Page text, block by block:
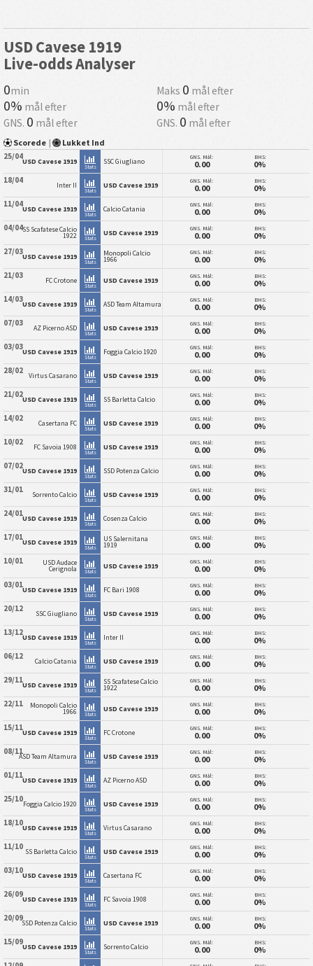
USD Cavese 1919
Live-odds Analyser
0min Maks 0 mål efter
0% mål efter 0% mål efter
GNS. 0 mål efter GNS. 0 mål efter
Scorede | Lukket Ind
25/04USD Cavese 1919
Stats
SSC Giugliano GNS. Mål:
0.00
BHS:
0%
18/04 Inter II
Stats
USD Cavese 1919 GNS. Mål:
0.00
BHS:
0%
11/04USD Cavese 1919
Stats
Calcio Catania GNS. Mål:
0.00
BHS:
0%
04/04SS Scafatese Calcio
1922 Stats
USD Cavese 1919 GNS. Mål:
0.00
BHS:
0%
27/03USD Cavese 1919
Stats
Monopoli Calcio
1966
GNS. Mål:
0.00
BHS:
0%
21/03 FC Crotone
Stats
USD Cavese 1919 GNS. Mål:
0.00
BHS:
0%
14/03USD Cavese 1919
Stats
ASD Team Altamura GNS. Mål:
0.00
BHS:
0%
07/03 AZ Picerno ASD
Stats
USD Cavese 1919 GNS. Mål:
0.00
BHS:
0%
03/03USD Cavese 1919
Stats
Foggia Calcio 1920 GNS. Mål:
0.00
BHS:
0%
28/02 Virtus Casarano
Stats
USD Cavese 1919 GNS. Mål:
0.00
BHS:
0%
21/02USD Cavese 1919
Stats
SS Barletta Calcio GNS. Mål:
0.00
BHS:
0%
14/02 Casertana FC
Stats
USD Cavese 1919 GNS. Mål:
0.00
BHS:
0%
10/02 FC Savoia 1908
Stats
USD Cavese 1919 GNS. Mål:
0.00
BHS:
0%
07/02USD Cavese 1919
Stats
SSD Potenza Calcio GNS. Mål:
0.00
BHS:
0%
31/01 Sorrento Calcio
Stats
USD Cavese 1919 GNS. Mål:
0.00
BHS:
0%
24/01USD Cavese 1919
Stats
Cosenza Calcio GNS. Mål:
0.00
BHS:
0%
17/01USD Cavese 1919
Stats
US Salernitana
1919
GNS. Mål:
0.00
BHS:
0%
10/01 USD Audace
Cerignola Stats
USD Cavese 1919 GNS. Mål:
0.00
BHS:
0%
03/01USD Cavese 1919
Stats
FC Bari 1908 GNS. Mål:
0.00
BHS:
0%
20/12 SSC Giugliano
Stats
USD Cavese 1919 GNS. Mål:
0.00
BHS:
0%
13/12USD Cavese 1919
Stats
Inter II GNS. Mål:
0.00
BHS:
0%
06/12 Calcio Catania
Stats
USD Cavese 1919 GNS. Mål:
0.00
BHS:
0%
29/11USD Cavese 1919
Stats
SS Scafatese Calcio
1922
GNS. Mål:
0.00
BHS:
0%
22/11 Monopoli Calcio
1966 Stats
USD Cavese 1919 GNS. Mål:
0.00
BHS:
0%
15/11USD Cavese 1919
Stats
FC Crotone GNS. Mål:
0.00
BHS:
0%
08/11ASD Team Altamura
Stats
USD Cavese 1919 GNS. Mål:
0.00
BHS:
0%
01/11USD Cavese 1919
Stats
AZ Picerno ASD GNS. Mål:
0.00
BHS:
0%
25/10Foggia Calcio 1920
Stats
USD Cavese 1919 GNS. Mål:
0.00
BHS:
0%
18/10USD Cavese 1919
Stats
Virtus Casarano GNS. Mål:
0.00
BHS:
0%
11/10 SS Barletta Calcio
Stats
USD Cavese 1919 GNS. Mål:
0.00
BHS:
0%
03/10USD Cavese 1919
Stats
Casertana FC GNS. Mål:
0.00
BHS:
0%
26/09USD Cavese 1919
Stats
FC Savoia 1908 GNS. Mål:
0.00
BHS:
0%
20/09SSD Potenza Calcio
Stats
USD Cavese 1919 GNS. Mål:
0.00
BHS:
0%
15/09USD Cavese 1919
Stats
Sorrento Calcio GNS. Mål:
0.00
BHS:
0%